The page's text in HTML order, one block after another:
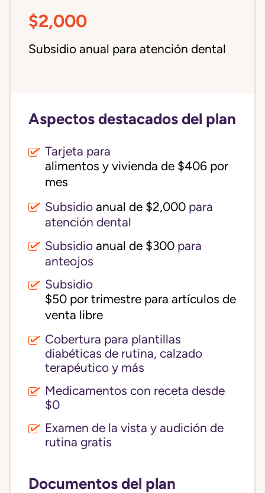
$2,000
Subsidio anual para atención dental
Aspectos destacados del plan
Tarjeta para
alimentos y vivienda de $406 por
mes
Subsidio anual de $2,000 para
atención dental
Subsidio anual de $300 para
anteojos
Subsidio
$50 por trimestre para artículos de
venta libre
Cobertura para plantillas
diabéticas de rutina, calzado
terapéutico y más
Medicamentos con receta desde
$0
Examen de la vista y audición de
rutina gratis
Documentos del plan